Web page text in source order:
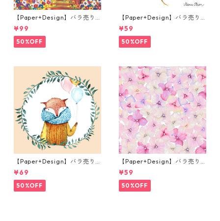
【Paper+Design】バラ売り2
枚 ランチサイズ ペーパーナプ
キン Portchie Art Lunch in t
he Garden オレンジ
¥99
50%OFF
【Paper+Design】バラ売り2
枚 カクテルサイズ ペーパーナ
プキン WILD STRAWBERRY
ホワイト
¥59
50%OFF
【Paper+Design】バラ売り2
枚 ランチサイズ ペーパーナプ
キン Fox Balloons クリーム
¥69
50%OFF
【Paper+Design】バラ売り2
枚 カクテルサイズ ペーパーナ
プキン Small blossoms ピン
ク
¥59
50%OFF